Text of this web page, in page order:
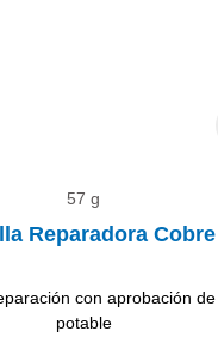
57 g
Reparadora Cobre
con aprobación
potable